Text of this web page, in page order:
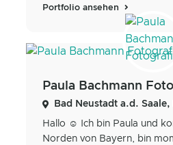
Portfolio ansehen
Paula Bachmann
Bad Neustadt a.d. Saale,
Hallo ☺️ Ich bin Paula und
Norden von Bayern, bin